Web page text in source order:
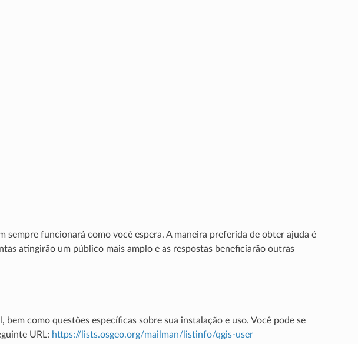
sempre funcionará como você espera. A maneira preferida de obter ajuda é
atingirão um público mais amplo e as respostas beneficiarão outras
bem como questões específicas sobre sua instalação e uso. Você pode se
URL: https://lists.osgeo.org/mailman/listinfo/qgis-user